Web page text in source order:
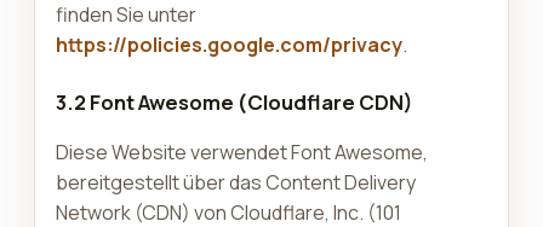
finden Sie unter
https://policies.google.com/privacy.
3.2 Font Awesome (Cloudflare CDN)
Diese Website verwendet Font Awesome,
bereitgestellt über das Content Delivery
Network (CDN) von Cloudflare, Inc. (101